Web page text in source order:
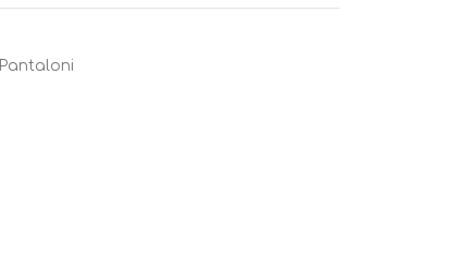
Pantaloni